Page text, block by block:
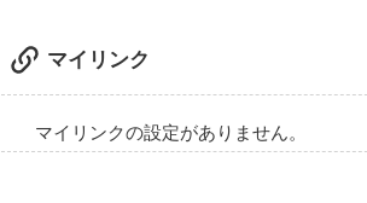
マイリンク
マイリンクの設定がありません。